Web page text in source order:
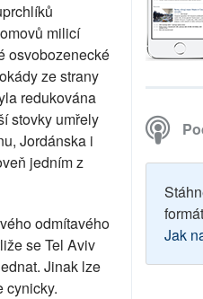
milicí
osvobozenecké
ze strany
redukována
stovky umřely
Jordánska i
jedním z
odmítavého
se Tel Aviv
Jinak lze
cynicky.
Jak